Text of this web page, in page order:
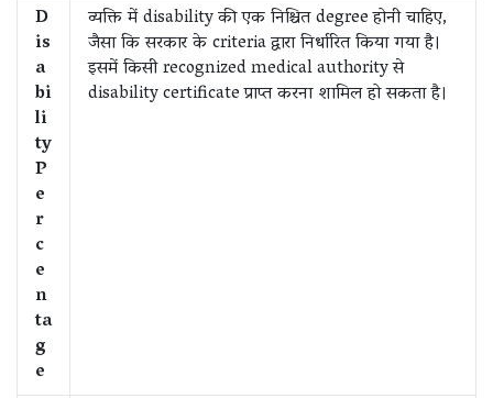
D
is
a
bi
li
ty
P
e
r
c
e
n
ta
g
e
व्यक्ति में disability की एक निश्चित degree होनी चाहिए,
जैसा कि सरकार के criteria द्वारा निर्धारित किया गया है।
इसमें किसी recognized medical authority से
disability certificate प्राप्त करना शामिल हो सकता है।